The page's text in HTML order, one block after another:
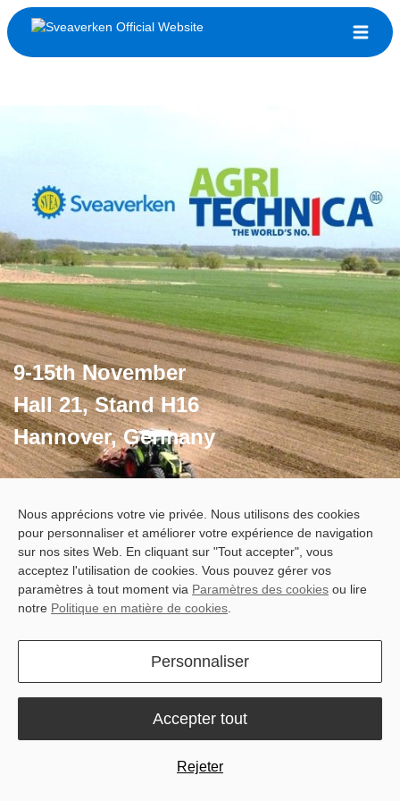
9-15th November
Hall 21, Stand H16
Hannover, Germany
Secure Your Spot Now
Nous apprécions votre vie privée. Nous utilisons des cookies
pour personnaliser et améliorer votre expérience de navigation
sur nos sites Web. En cliquant sur "Tout accepter", vous
acceptez l'utilisation de cookies. Vous pouvez gérer vos
paramètres à tout moment via Paramètres des cookies ou lire
notre Politique en matière de cookies
Personnaliser
Rejeter
Accepter tout